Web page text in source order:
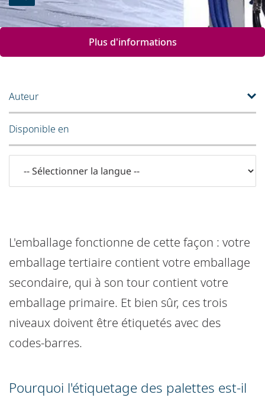
Plus d'informations
L'emballage fonctionne de cette façon : votre
emballage tertiaire contient votre emballage
secondaire, qui à son tour contient votre
emballage primaire. Et bien sûr, ces trois
niveaux doivent être étiquetés avec des
codes-barres.
Pourquoi l'étiquetage des palettes est-il
Auteur
Disponible en